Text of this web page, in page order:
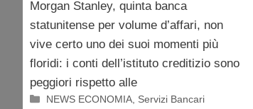
Morgan Stanley, quinta banca
statunitense per volume d’affari, non
vive certo uno dei suoi momenti più
floridi: i conti dell’istituto creditizio sono
peggiori rispetto alle
Categorie
NEWS ECONOMIA Servizi Bancari